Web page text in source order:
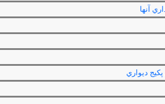
آنها
ديواري